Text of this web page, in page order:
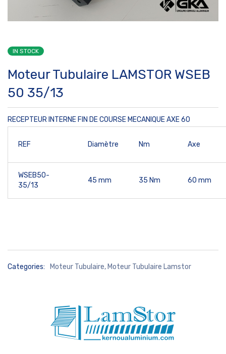
IN STOCK
Moteur Tubulaire LAMSTOR WSEB
50 35/13
RECEPTEUR INTERNE FIN DE COURSE MECANIQUEAXE 60
REF Diamètre Nm Axe
WSEB50-
35/13
45 mm 35 Nm 60 mm
Categories: Moteur Tubulaire, Moteur Tubulaire Lamstor